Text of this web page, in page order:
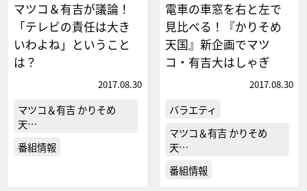
マツコ＆有吉が議論！
「テレビの責任は大き
いわよね」ということ
は？
2017.08.30
マツコ＆有吉 かりそめ
天…
番組情報
電車の車窓を右と左で
見比べる！『かりそめ
天国』新企画でマツ
コ・有吉大はしゃぎ
2017.08.30
バラエティ
マツコ＆有吉 かりそめ
天…
番組情報